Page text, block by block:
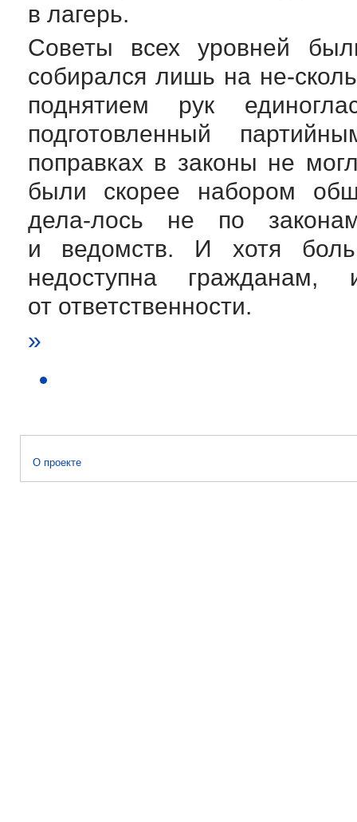
в лагерь.
Советы всех уровней
собирался лишь на не-
поднятием рук
подготовленный
поправках в законы не
были скорее набором
дела-лось не по
и ведомств. И хотя
недоступна
от ответственности.
»
О проекте